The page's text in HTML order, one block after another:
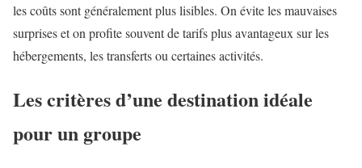
les coûts sont généralement plus lisibles. On évite les mauvaises
surprises et on profite souvent de tarifs plus avantageux sur les
hébergements, les transferts ou certaines activités.
Les critères d’une destination idéale
pour un groupe